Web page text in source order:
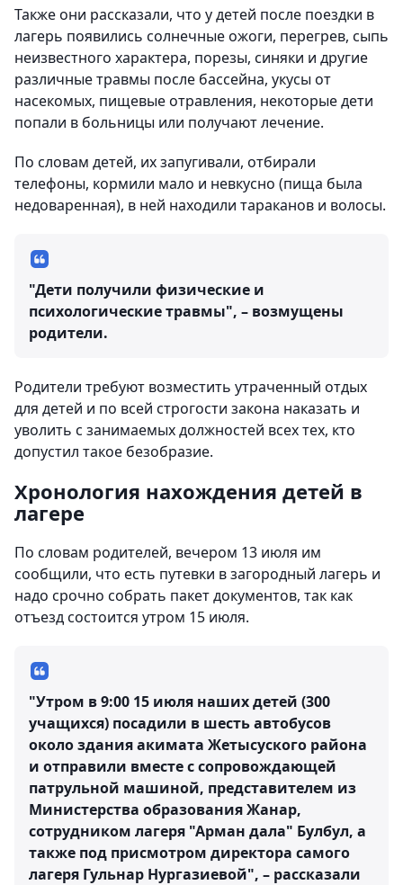
Также они рассказали, что у детей после поездки в
лагерь появились солнечные ожоги, перегрев, сыпь
неизвестного характера, порезы, синяки и другие
различные травмы после бассейна, укусы от
насекомых, пищевые отравления, некоторые дети
попали в больницы или получают лечение.
По словам детей, их запугивали, отбирали
телефоны, кормили мало и невкусно (пища была
недоваренная), в ней находили тараканов и волосы.
"Дети получили физические и
психологические травмы", – возмущены
родители.
Родители требуют возместить утраченный отдых
для детей и по всей строгости закона наказать и
уволить с занимаемых должностей всех тех, кто
допустил такое безобразие.
Хронология нахождения детей в
лагере
По словам родителей, вечером 13 июля им
сообщили, что есть путевки в загородный лагерь и
надо срочно собрать пакет документов, так как
отъезд состоится утром 15 июля.
"Утром в 9:00 15 июля наших детей (300
учащихся) посадили в шесть автобусов
около здания акимата Жетысуского района
и отправили вместе с сопровождающей
патрульной машиной, представителем из
Министерства образования Жанар,
сотрудником лагеря "Арман дала" Булбул, а
также под присмотром директора самого
лагеря Гульнар Нургазиевой", – рассказали